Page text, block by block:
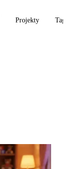
Projekty Tagi